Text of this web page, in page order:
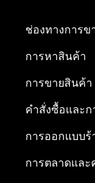
ช่องทางการข
การหาสินค้า
การขายสินค้า
คำสั่งซื้อและก
การออกแบบร้
การตลาดและ